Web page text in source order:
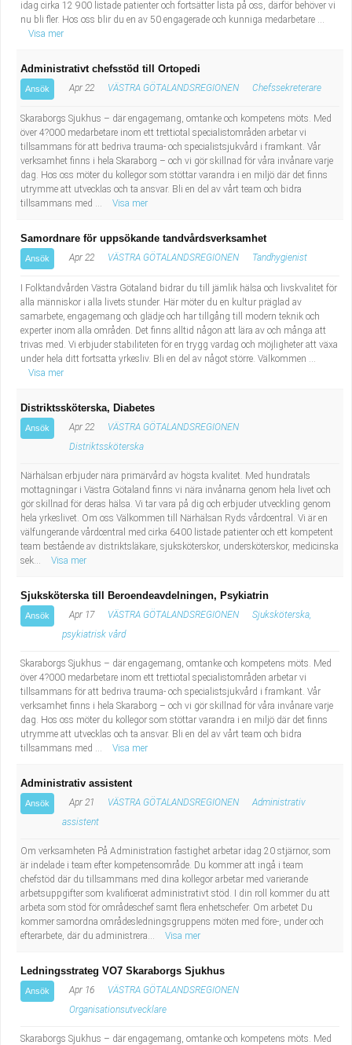
idag cirka 12 900 listade patienter och fortsätter lista på oss, därför behöver vi
nu bli fler. Hos oss blir du en av 50 engagerade och kunniga medarbetare ...
Visa mer
Administrativt chefsstöd till Ortopedi
Ansök Apr 22 VÄSTRA GÖTALANDSREGIONEN Chefssekreterare
Skaraborgs Sjukhus – där engagemang, omtanke och kompetens möts. Med
över 4?000 medarbetare inom ett trettiotal specialistområden arbetar vi
tillsammans för att bedriva trauma- och specialistsjukvård i framkant. Vår
verksamhet finns i hela Skaraborg – och vi gör skillnad för våra invånare varje
dag. Hos oss möter du kollegor som stöttar varandra i en miljö där det finns
utrymme att utvecklas och ta ansvar. Bli en del av vårt team och bidra
tillsammans med ...
Visa mer
Samordnare för uppsökande tandvårdsverksamhet
Ansök Apr 22 VÄSTRA GÖTALANDSREGIONEN Tandhygienist
I Folktandvården Västra Götaland bidrar du till jämlik hälsa och livskvalitet för
alla människor i alla livets stunder. Här möter du en kultur präglad av
samarbete, engagemang och glädje och har tillgång till modern teknik och
experter inom alla områden. Det finns alltid någon att lära av och många att
trivas med. Vi erbjuder stabiliteten för en trygg vardag och möjligheter att växa
under hela ditt fortsatta yrkesliv. Bli en del av något större. Välkommen ...
Visa mer
Distriktssköterska, Diabetes
Ansök Apr 22
VÄSTRA GÖTALANDSREGIONEN
Distriktssköterska
Närhälsan erbjuder nära primärvård av högsta kvalitet. Med hundratals
mottagningar i Västra Götaland finns vi nära invånarna genom hela livet och
gör skillnad för deras hälsa. Vi tar vara på dig och erbjuder utveckling genom
hela yrkeslivet. Om oss Välkommen till Närhälsan Ryds vårdcentral. Vi är en
välfungerande vårdcentral med cirka 6400 listade patienter och ett kompetent
team bestående av distriktsläkare, sjuksköterskor, undersköterskor, medicinska
sek...
Visa mer
Sjuksköterska till Beroendeavdelningen, Psykiatrin
Ansök Apr 17 VÄSTRA GÖTALANDSREGIONEN
Sjuksköterska,
psykiatrisk vård
Skaraborgs Sjukhus – där engagemang, omtanke och kompetens möts. Med
över 4?000 medarbetare inom ett trettiotal specialistområden arbetar vi
tillsammans för att bedriva trauma- och specialistsjukvård i framkant. Vår
verksamhet finns i hela Skaraborg – och vi gör skillnad för våra invånare varje
dag. Hos oss möter du kollegor som stöttar varandra i en miljö där det finns
utrymme att utvecklas och ta ansvar. Bli en del av vårt team och bidra
tillsammans med ...
Visa mer
Administrativ assistent
Ansök Apr 21 VÄSTRA GÖTALANDSREGIONEN
Administrativ
assistent
Om verksamheten På Administration fastighet arbetar idag 20 stjärnor, som
är indelade i team efter kompetensområde. Du kommer att ingå i team
chefstöd där du tillsammans med dina kollegor arbetar med varierande
arbetsuppgifter som kvalificerat administrativt stöd. I din roll kommer du att
arbeta som stöd för områdeschef samt flera enhetschefer. Om arbetet Du
kommer samordna områdesledningsgruppens möten med före-, under och
efterarbete, där du administrera...
Visa mer
Ledningsstrateg VO7 Skaraborgs Sjukhus
Ansök Apr 16
VÄSTRA GÖTALANDSREGIONEN
Organisationsutvecklare
Skaraborgs Sjukhus – där engagemang, omtanke och kompetens möts. Med